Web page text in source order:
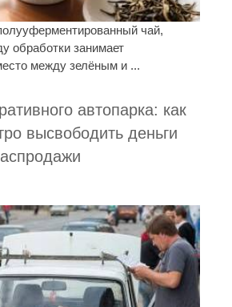
чай,
обработки занимает
между зелёным и ...
автопарка: как
высвободить деньги